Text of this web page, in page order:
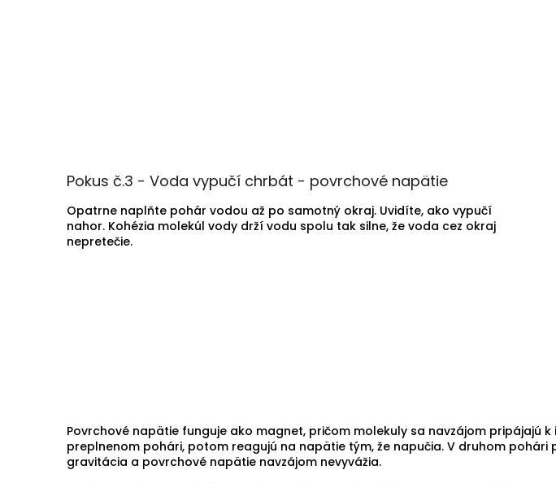
Pokus č.3 - Voda vypučí chrbát - povrchové napätie
Opatrne naplňte pohár vodou až po samotný okraj. Uvidíte, ako vypučí
nahor. Kohézia molekúl vody drží vodu spolu tak silne, že voda cez okraj
nepretečie.
Povrchové napätie funguje ako magnet, pričom molekuly sa navzájom pripájajú
preplnenom pohári, potom reagujú na napätie tým, že napučia. V druhom
gravitácia a povrchové napätie navzájom nevyvážia.